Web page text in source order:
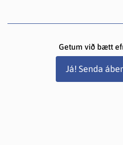
Getum við bætt
Já! Senda